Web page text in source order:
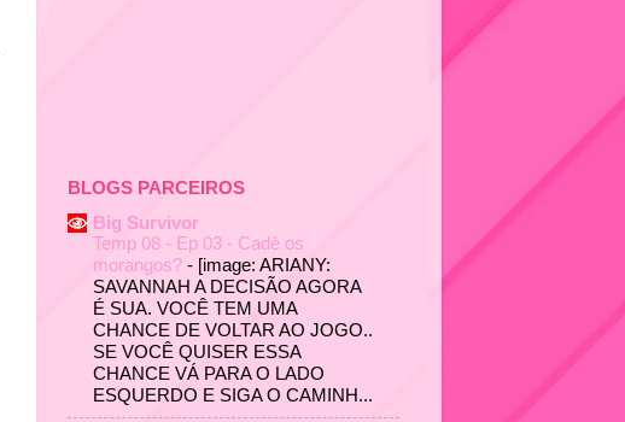
BLOGS PARCEIROS
Big Survivor
Temp 08 - Ep 03 - Cadê os
morangos? - [image: ARIANY:
SAVANNAH A DECISÃO AGORA
É SUA. VOCÊ TEM UMA
CHANCE DE VOLTAR AO JOGO..
SE VOCÊ QUISER ESSA
CHANCE VÁ PARA O LADO
ESQUERDO E SIGA O CAMINH...